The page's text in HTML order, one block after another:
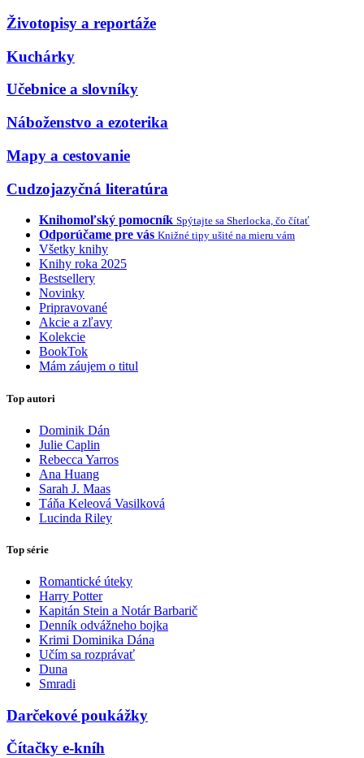
Životopisy a reportáže
Kuchárky
Učebnice a slovníky
Náboženstvo a ezoterika
Mapy a cestovanie
Cudzojazyčná literatúra
Knihomoľský pomocník Spýtajte sa Sherlocka, čo čítať
Odporúčame pre vás Knižné tipy ušité na mieru vám
Všetky knihy
Knihy roka 2025
Bestsellery
Novinky
Pripravované
Akcie a zľavy
Kolekcie
BookTok
Mám záujem o titul
Top autori
Dominik Dán
Julie Caplin
Rebecca Yarros
Ana Huang
Sarah J. Maas
Táňa Keleová Vasilková
Lucinda Riley
Top série
Romantické úteky
Harry Potter
Kapitán Stein a Notár Barbarič
Denník odvážneho bojka
Krimi Dominika Dána
Učím sa rozprávať
Duna
Smradi
Darčekové poukážky
Čítačky e-kníh